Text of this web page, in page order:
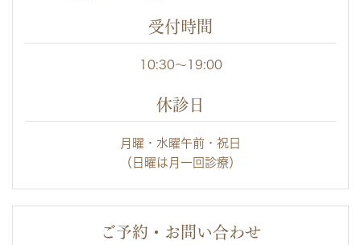
受付時間
10:30～19:00
休診日
月曜・水曜午前・祝日
（日曜は月一回診療）
ご予約・お問い合わせ